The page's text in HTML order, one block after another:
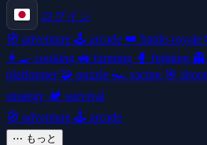
ログイン
🧭 adventure 🕹️ arcade 👑 battle-royale
👩‍🍳 cooking 🚜 farming 🥊 fighting 👻
platformer 🧩 puzzle 🏎️ racing 🎯
strategy 🏕️ survival
🧭 adventure 🕹️ arcade
⋯ もっと